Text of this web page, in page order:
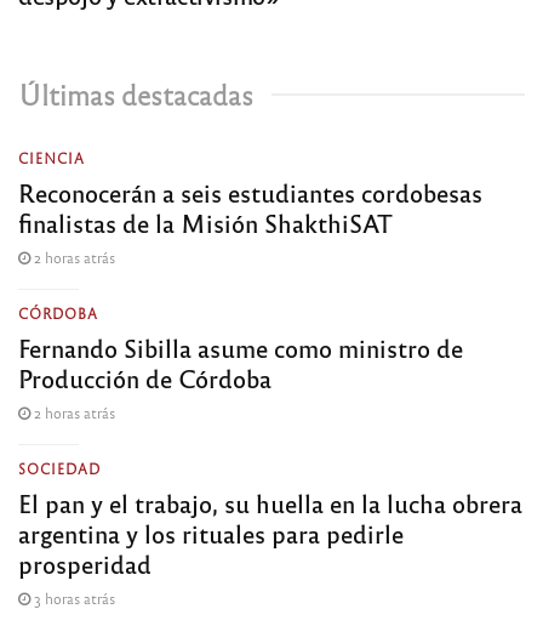
Últimas destacadas
CIENCIA
Reconocerán a seis estudiantes cordobesas
finalistas de la Misión ShakthiSAT
2 horas atrás
CÓRDOBA
Fernando Sibilla asume como ministro de
Producción de Córdoba
2 horas atrás
SOCIEDAD
El pan y el trabajo, su huella en la lucha obrera
argentina y los rituales para pedirle
prosperidad
3 horas atrás